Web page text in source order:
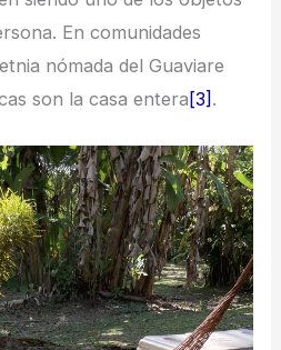
En comunidades
nómada del Guaviare
son la casa entera [3] .